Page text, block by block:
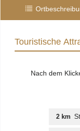
Touristische
Nach dem
2 km